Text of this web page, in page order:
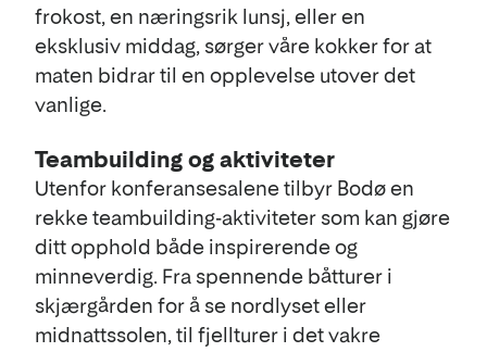
frokost, en næringsrik lunsj, eller en
eksklusiv middag, sørger våre kokker for at
maten bidrar til en opplevelse utover det
vanlige.
Teambuilding og aktiviteter
Utenfor konferansesalene tilbyr Bodø en
rekke teambuilding-aktiviteter som kan gjøre
ditt opphold både inspirerende og
minneverdig. Fra spennende båtturer i
skjærgården for å se nordlyset eller
midnattssolen, til fjellturer i det vakre